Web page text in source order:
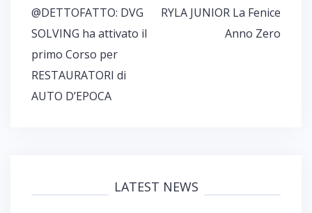
N
a
v
i
g
e
@DETTOFATTO: DVG
SOLVING ha attivato il
primo Corso per
RESTAURATORI di
AUTO D’EPOCA
RYLA JUNIOR La Fenice
Anno Zero
LATEST NEWS